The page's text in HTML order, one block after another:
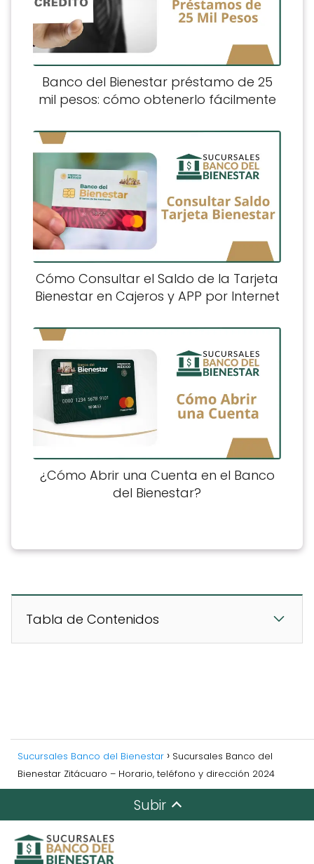
Banco del Bienestar préstamo de 25
mil pesos: cómo obtenerlo fácilmente
Cómo Consultar el Saldo de la Tarjeta
Bienestar en Cajeros y APP por Internet
¿Cómo Abrir una Cuenta en el Banco
del Bienestar?
Tabla de Contenidos
Sucursales Banco del Bienestar
Sucursales Banco del
Bienestar Zitácuaro – Horario, teléfono y dirección 2024
Subir